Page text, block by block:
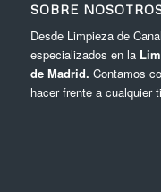
SOBRE
Desde Limpieza de
especializados en la
de Madrid. Contamos
hacer frente a cualquier